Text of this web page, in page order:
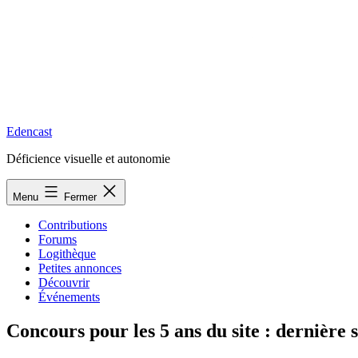
Edencast
Déficience visuelle et autonomie
Menu Fermer
Contributions
Forums
Logithèque
Petites annonces
Découvrir
Événements
Concours pour les 5 ans du site : dernière